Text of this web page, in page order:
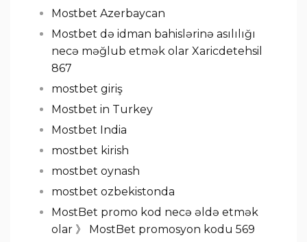
Mostbet Azerbaycan
Mostbet də idman bahislərinə asılılığı
necə məğlub etmək olar Xaricdetehsil
867
mostbet giriş
Mostbet in Turkey
Mostbet India
mostbet kirish
mostbet oynash
mostbet ozbekistonda
MostBet promo kod necə əldə etmək
olar 》 MostBet promosyon kodu 569